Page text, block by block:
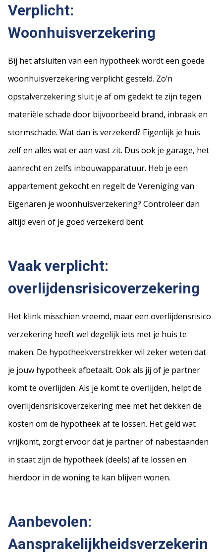
Verplicht:
Woonhuisverzekering
Bij het afsluiten van een hypotheek wordt een goede
woonhuisverzekering verplicht gesteld. Zo’n
opstalverzekering sluit je af om gedekt te zijn tegen
materiële schade door bijvoorbeeld brand, inbraak en
stormschade. Wat dan is verzekerd? Eigenlijk je huis
zelf en alles wat er aan vast zit. Dus ook je garage, het
aanrecht en zelfs inbouwapparatuur. Heb je een
appartement gekocht en regelt de Vereniging van
Eigenaren je woonhuisverzekering? Controleer dan
altijd even of je goed verzekerd bent.
Vaak verplicht:
overlijdensrisicoverzekering
Het klink misschien vreemd, maar een overlijdensrisico
verzekering heeft wel degelijk iets met je huis te
maken. De hypotheekverstrekker wil zeker weten dat
je jouw hypotheek afbetaalt. Ook als jij of je partner
komt te overlijden. Als je komt te overlijden, helpt de
overlijdensrisicoverzekering mee met het dekken de
kosten om de hypotheek af te lossen. Het geld wat
vrijkomt, zorgt ervoor dat je partner of nabestaanden
in staat zijn de hypotheek (deels) af te lossen en
hierdoor in de woning te kan blijven wonen.
Aanbevolen:
Aansprakelijkheidsverzekerin